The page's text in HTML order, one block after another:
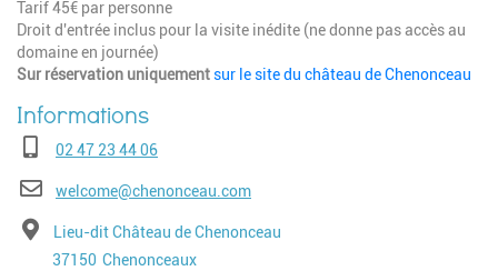
Tarif 45€ par personne
Droit d'entrée inclus pour la visite inédite (ne donne pas accès au
domaine en journée)
Sur réservation uniquementsur le site du château de Chenonceau
Téléphone02 47 23 44 06
E-mailwelcome@chenonceau.com
AdresseLieu-dit Château de Chenonceau
Code postal
37150 Ville
Chenonceaux